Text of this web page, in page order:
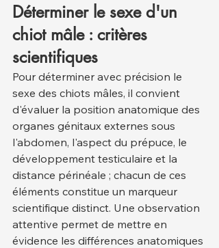
Déterminer le sexe d'un
chiot mâle : critères
scientifiques
Pour déterminer avec précision le
sexe des chiots mâles, il convient
d'évaluer la position anatomique des
organes génitaux externes sous
l'abdomen, l'aspect du prépuce, le
développement testiculaire et la
distance périnéale ; chacun de ces
éléments constitue un marqueur
scientifique distinct. Une observation
attentive permet de mettre en
évidence les différences anatomiques